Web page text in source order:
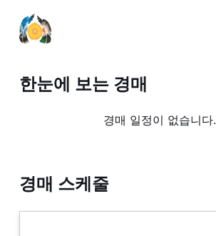
한눈에 보는 경매
경매 일정이 없습니다.
경매 스케줄